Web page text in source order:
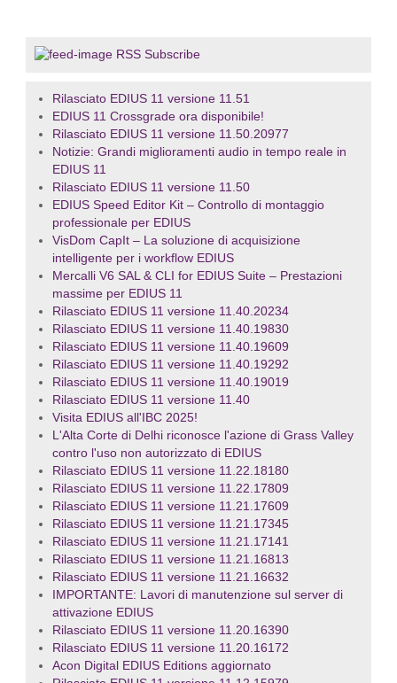
RSS Subscribe
Rilasciato EDIUS 11 versione 11.51
EDIUS 11 Crossgrade ora disponibile!
Rilasciato EDIUS 11 versione 11.50.20977
Notizie: Grandi miglioramenti audio in tempo reale in
EDIUS 11
Rilasciato EDIUS 11 versione 11.50
EDIUS Speed Editor Kit – Controllo di montaggio
professionale per EDIUS
VisDom CapIt – La soluzione di acquisizione
intelligente per i workflow EDIUS
Mercalli V6 SAL & CLI for EDIUS Suite – Prestazioni
massime per EDIUS 11
Rilasciato EDIUS 11 versione 11.40.20234
Rilasciato EDIUS 11 versione 11.40.19830
Rilasciato EDIUS 11 versione 11.40.19609
Rilasciato EDIUS 11 versione 11.40.19292
Rilasciato EDIUS 11 versione 11.40.19019
Rilasciato EDIUS 11 versione 11.40
Visita EDIUS all'IBC 2025!
L'Alta Corte di Delhi riconosce l'azione di Grass Valley
contro l'uso non autorizzato di EDIUS
Rilasciato EDIUS 11 versione 11.22.18180
Rilasciato EDIUS 11 versione 11.22.17809
Rilasciato EDIUS 11 versione 11.21.17609
Rilasciato EDIUS 11 versione 11.21.17345
Rilasciato EDIUS 11 versione 11.21.17141
Rilasciato EDIUS 11 versione 11.21.16813
Rilasciato EDIUS 11 versione 11.21.16632
IMPORTANTE: Lavori di manutenzione sul server di
attivazione EDIUS
Rilasciato EDIUS 11 versione 11.20.16390
Rilasciato EDIUS 11 versione 11.20.16172
Acon Digital EDIUS Editions aggiornato